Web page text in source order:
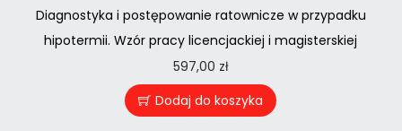
Diagnostyka i postępowanie ratownicze w przypadku
hipotermii. Wzór pracy licencjackiej i magisterskiej
597,00 zł
Dodaj do koszyka